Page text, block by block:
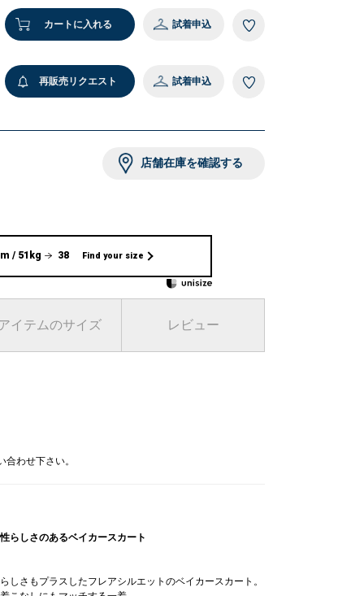
カートに入れる 試着申込
再販売リクエスト 試着申込
店舗在庫を確認する
/ 51kg 38 Find your size
イテムのサイズ レビュー
合わせ下さい。
らしさのあるベイカースカート
しさもプラスしたフレアシルエットのベイカースカート。